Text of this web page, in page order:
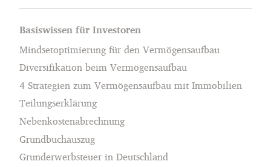
Basiswissen für Investoren
Mindsetoptimierung für den Vermögensaufbau
Diversifikation beim Vermögensaufbau
4 Strategien zum Vermögensaufbau mit Immobilien
Teilungserklärung
Nebenkostenabrechnung
Grundbuchauszug
Grunderwerbsteuer in Deutschland